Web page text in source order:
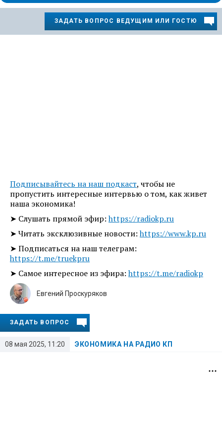
ЗАДАТЬ ВОПРОС ВЕДУЩИМ ИЛИ ГОСТЮ
Подписывайтесь на наш подкаст, чтобы не
пропустить интересные интервью о том, как живет
наша экономика!
➤ Слушать прямой эфир:https://radiokp.ru
➤ Читать эксклюзивные новости:https://www.kp.ru
➤ Подписаться на наш телеграм:
https://t.me/truekpru
➤ Самое интересное из эфира:https://t.me/radiokp
08 мая 2025, 11:20 ЭКОНОМИКА НА РАДИО КП
Евгений Проскуряков
ЗАДАТЬ ВОПРОС